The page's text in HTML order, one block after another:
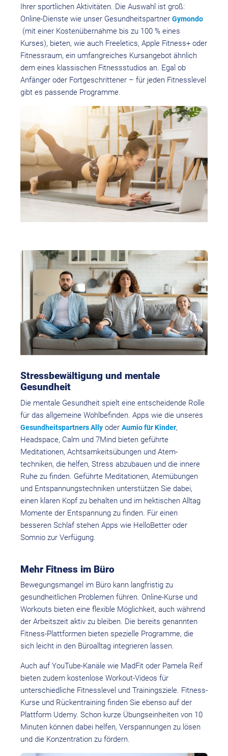
Ihrer sportlichen Aktivitäten. Die Auswahl ist groß:
Online-Dienste wie unser Gesundheits­partner Gymondo
(mit einer Kosten­übernahme bis zu 100 % eines
Kurses), bieten, wie auch Freeletics, Apple Fitness+ oder
Fitnessraum, ein umfangreiches Kurs­angebot ähnlich
dem eines klassischen Fitness­studios an. Egal ob
Anfänger oder Fortgeschrittener – für jeden Fitness­level
gibt es passende Programme.
Stressbewältigung und mentale
Gesundheit
Die mentale Gesundheit spielt eine entscheidende Rolle
für das allgemeine Wohlbefinden. Apps wie die unseres
Gesundheits­partners Ally oder Aumio für Kinder,
Headspace, Calm und 7Mind bieten geführte
Meditationen, Achtsamkeit­sübungen und Atem­
techniken, die helfen, Stress abzubauen und die innere
Ruhe zu finden. Geführte Meditationen, Atemübungen
und Entspannungs­techniken unterstützen Sie dabei,
einen klaren Kopf zu behalten und im hektischen Alltag
Momente der Entspannung zu finden. Für einen
besseren Schlaf stehen Apps wie HelloBetter oder
Somnio zur Verfügung.
Mehr Fitness im Büro
Bewegungsmangel im Büro kann langfristig zu
gesundheitlichen Problemen führen. Online-Kurse und
Workouts bieten eine flexible Möglichkeit, auch während
der Arbeitszeit aktiv zu bleiben. Die bereits genannten
Fitness-Plattformen bieten spezielle Programme, die
sich leicht in den Büroalltag integrieren lassen.
Auch auf YouTube-Kanäle wie MadFit oder Pamela Reif
bieten zudem kostenlose Workout-Videos für
unterschiedliche Fitnesslevel und Trainingsziele. Fitness-
Kurse und Rücken­training finden Sie ebenso auf der
Plattform Udemy. Schon kurze Übungs­einheiten von 10
Minuten können dabei helfen, Verspannungen zu lösen
und die Konzentration zu fördern.